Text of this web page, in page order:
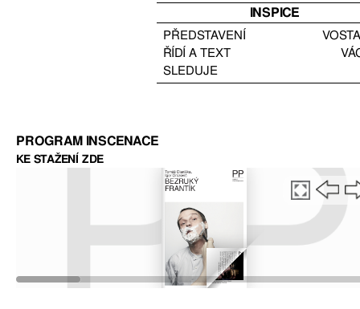
INSPICE
PŘEDSTAVENÍ
ŘÍDÍ A TEXT
SLEDUJE
PROGRAM INSCENACE
KE STAŽENÍ ZDE